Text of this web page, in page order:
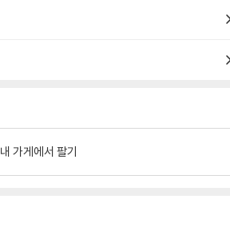
내 가게에서 팔기